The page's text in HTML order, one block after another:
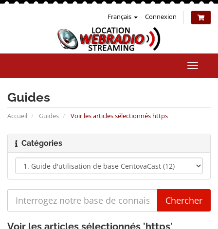
Français Connexion
la
Guides
Accueil Guides Voir les articles sélectionnés https
Catégories
Voir les articles sélectionnés 'https'